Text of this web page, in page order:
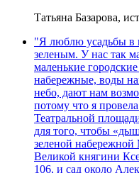
Татьяна Базарова,
"Я люблю усадьбы в
зеленым. У нас так
маленькие
набережные, воды
небо, дают нам
потому что я
Театральной
для того, чтобы
зеленой
Великой княгини
106, и сад около